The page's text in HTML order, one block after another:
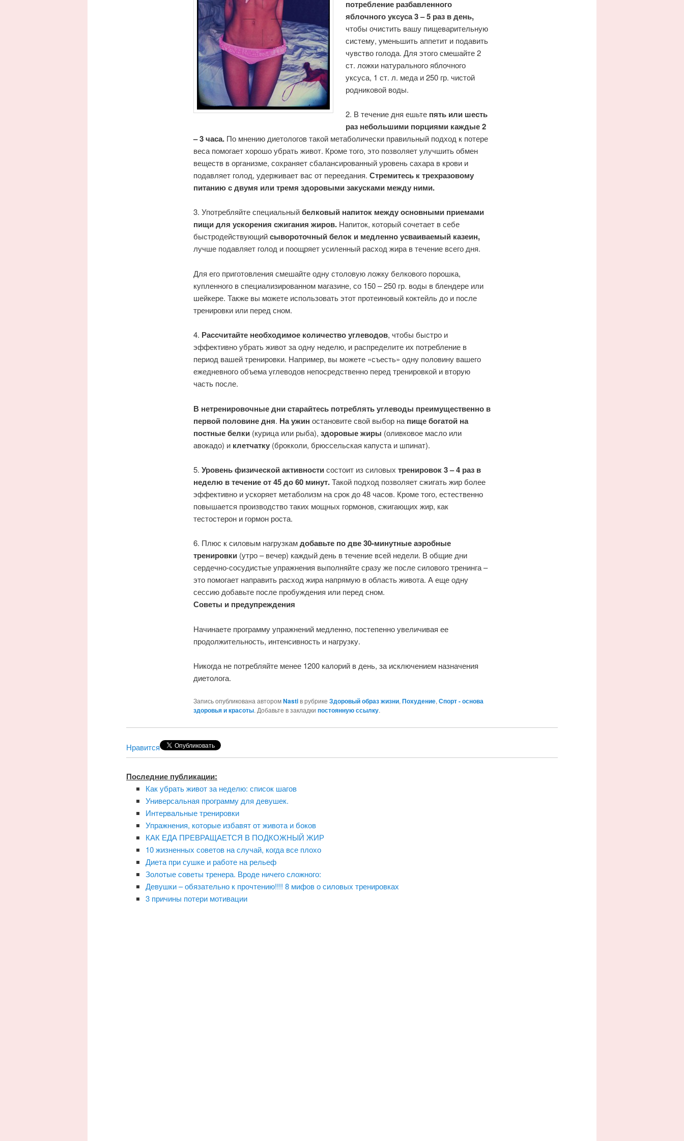
потребление разбавленного
яблочного уксуса 3 – 5 раз в день,
чтобы очистить вашу пищеварительную
систему, уменьшить аппетит и подавить
чувство голода. Для этого смешайте 2
ст. ложки натурального яблочного
уксуса, 1 ст. л. меда и 250 гр. чистой
родниковой воды.
2. В течение дня ешьте пять или шесть
раз небольшими порциями каждые 2
– 3 часа.По мнению диетологов такой метаболически правильный подход к потере
веса помогает хорошо убрать живот. Кроме того, это позволяет улучшить обмен
веществ в организме, сохраняет сбалансированный уровень сахара в крови и
подавляет голод, удерживает вас от переедания. Стремитесь к трехразовому
питанию с двумя или тремя здоровыми закусками между ними.
3. Употребляйте специальныйбелковый напиток между основными приемами
пищи для ускорения сжигания жиров.Напиток, который сочетает в себе
быстродействующийсывороточный белок и медленно усваиваемый казеин,
лучше подавляет голод и поощряет усиленный расход жира в течение всего дня.
Для его приготовления смешайте одну столовую ложку белкового порошка,
купленного в специализированном магазине, со 150 – 250 гр. воды в блендере или
шейкере. Также вы можете использовать этот протеиновый коктейль до и после
тренировки или перед сном.
4. Рассчитайте необходимое количество углеводов, чтобы быстро и
эффективно убрать живот за одну неделю, и распределите их потребление в
период вашей тренировки. Например, вы можете «съесть» одну половину вашего
ежедневного объема углеводов непосредственно перед тренировкой и вторую
часть после.
В нетренировочные дни старайтесь потреблять углеводы преимущественно в
первой половине дня. На ужин остановите свой выбор напище богатой на
постные белки(курица или рыба), здоровые жиры (оливковое масло или
авокадо) и клетчатку(брокколи, брюссельская капуста и шпинат).
5. Уровень физической активностисостоит из силовых тренировок 3 – 4 раз в
неделю в течение от 45 до 60 минут.Такой подход позволяет сжигать жир более
эффективно и ускоряет метаболизм на срок до 48 часов. Кроме того, естественно
повышается производство таких мощных гормонов, сжигающих жир, как
тестостерон и гормон роста.
6. Плюс к силовым нагрузкамдобавьте по две 30-минутные аэробные
тренировки(утро – вечер) каждый день в течение всей недели. В общие дни
сердечно-сосудистые упражнения выполняйте сразу же после силового тренинга –
это помогает направить расход жира напрямую в область живота. А еще одну
сессию добавьте после пробуждения или перед сном.
Советы и предупреждения
Начинаете программу упражнений медленно, постепенно увеличивая ее
продолжительность, интенсивность и нагрузку.
Никогда не потребляйте менее 1200 калорий в день, за исключением назначения
диетолога.
Запись опубликована авторомNastiв рубрике Здоровый образ жизни,Похудение,Спорт - основа
здоровья и красоты. Добавьте в закладки постоянную ссылку.
Нравится
Последние публикации:
Как убрать живот за неделю: список шагов
Универсальная программу для девушек.
Интервальные тренировки
Упражнения, которые избавят от живота и боков
КАК ЕДА ПРЕВРАЩАЕТСЯ В ПОДКОЖНЫЙ ЖИР
10 жизненных советов на случай, когда все плохо
Диета при сушке и работе на рельеф
Золотые советы тренера. Вроде ничего сложного:
Девушки – обязательно к прочтению!!!! 8 мифов о силовых тренировках
3 причины потери мотивации